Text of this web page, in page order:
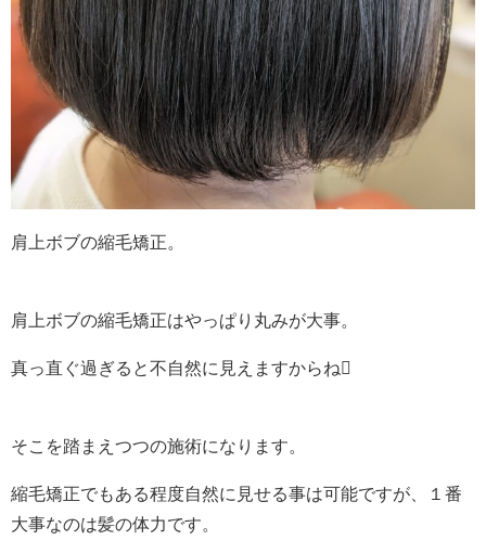
肩上ボブの縮毛矯正。
肩上ボブの縮毛矯正はやっぱり丸みが大事。
真っ直ぐ過ぎると不自然に見えますからね
そこを踏まえつつの施術になります。
縮毛矯正でもある程度自然に見せる事は可能ですが、１番
大事なのは髪の体力です。